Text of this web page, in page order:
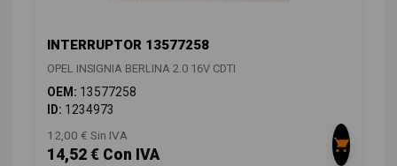
INTERRUPTOR 13577258
OPEL INSIGNIA BERLINA 2.0 16V CDTI
OEM: 13577258
ID: 1234973
12,00 € Sin IVA
14,52 € Con IVA